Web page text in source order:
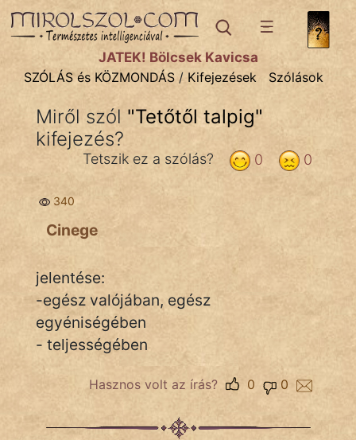
SZÓLÁS ÉS KÖZMONDÁStémák:
Bibliai
Közmondások
Szállóigék
Szóláscsoportok
Szólások
Tréfás
JÁTÉK! Bölcsek Kavicsa
SZÓLÁS és KÖZMONDÁS / Kifejezések Szólások
Miről szól "Tetőtől talpig"
kifejezés?
0
0
Tetszik ez a szólás?
340
Cinege
jelentése:
-egész valójában, egész
egyéniségében
- teljességében
Hasznos volt az írás? 0
0